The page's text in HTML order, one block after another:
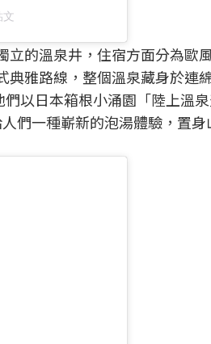
文
的溫泉井，住宿方面分為歐
雅路線，整個溫泉藏身於連
以日本箱根小涌園「陸上溫
們一種嶄新的泡湯體驗，置